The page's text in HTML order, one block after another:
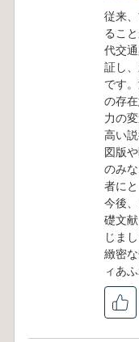
従来
るこ
代交
証し
です
の存
力の
高い
図版
のみ
者に
今後
礎文
じま
緻密
ィあ